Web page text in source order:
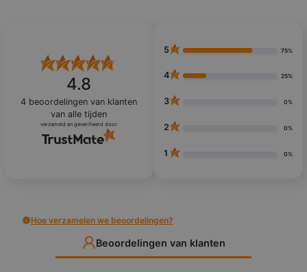
4.8
4beoordelingen van klanten
van alle tijden
verzameld en geverifieerd door
5 75%
4 25%
3 0%
2 0%
1 0%
Hoe verzamelen we beoordelingen?
Beoordelingen van klanten